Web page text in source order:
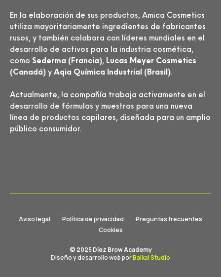
En la elaboración de sus productos, Amica Cosmetics
utiliza mayoritariamente ingredientes de fabricantes
rusos, y también colabora con líderes mundiales en el
desarrollo de activos para la industria cosmética,
como Sederma (Francia), Lucas Meyer Cosmetics
(Canadá)yAqia Química Industrial (Brasil).
Actualmente, la compañía trabaja activamente en el
desarrollo de fórmulas y muestras para una nueva
línea de productos capilares, diseñada para un amplio
público consumidor.
Aviso legal Política de privacidad
Preguntas frecuentes
Cookies
© 2025 Díez Brow Academy
Diseño y desarrollo web porBaikal Studio